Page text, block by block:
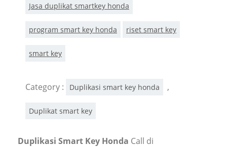
Jasa duplikat smartkey honda
program smart key honda riset smart key
smart key
Category : Duplikasi smart key honda ,
Duplikat smart key
Duplikasi Smart Key Honda Call di